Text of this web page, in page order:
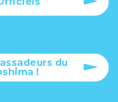
du
!